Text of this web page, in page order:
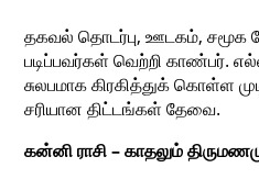
தகவல் தொடர்பு, ஊடகம்,
படிப்பவர்கள் வெற்றி காண்பர்.
சுலபமாக கிரகித்துக் கொள்ள
சரியான திட்டங்கள் தேவை.
கன்னி ராசி – காதலும்